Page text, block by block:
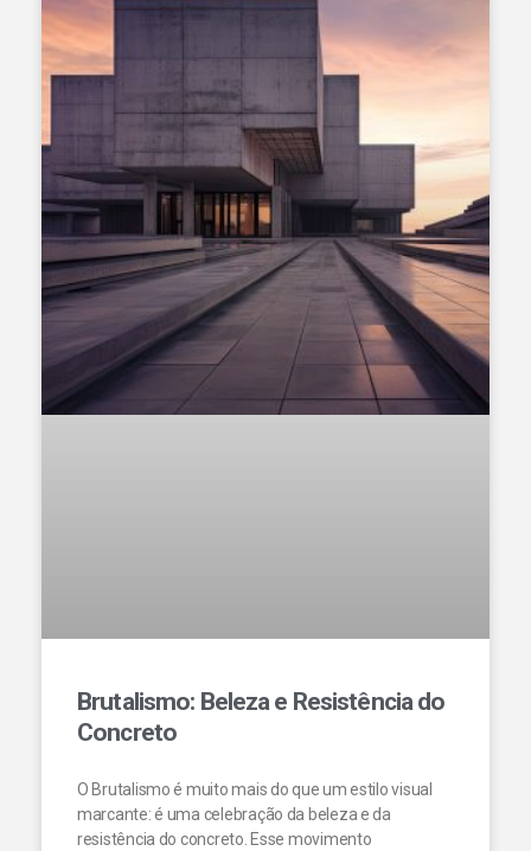
Brutalismo: Beleza e Resistência do
Concreto
O Brutalismo é muito mais do que um estilo visual
marcante: é uma celebração da beleza e da
resistência do concreto. Esse movimento